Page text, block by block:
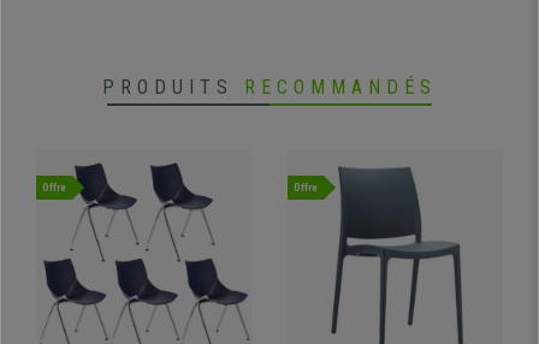
PRODUITS RECOMMANDÉS
Offre Offre